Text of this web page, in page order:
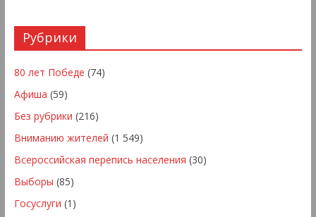
Рубрики
80 лет Победе (74)
Афиша (59)
Без рубрики (216)
Вниманию жителей (1 549)
Всероссийская перепись населения (30)
Выборы (85)
Госуслуги (1)